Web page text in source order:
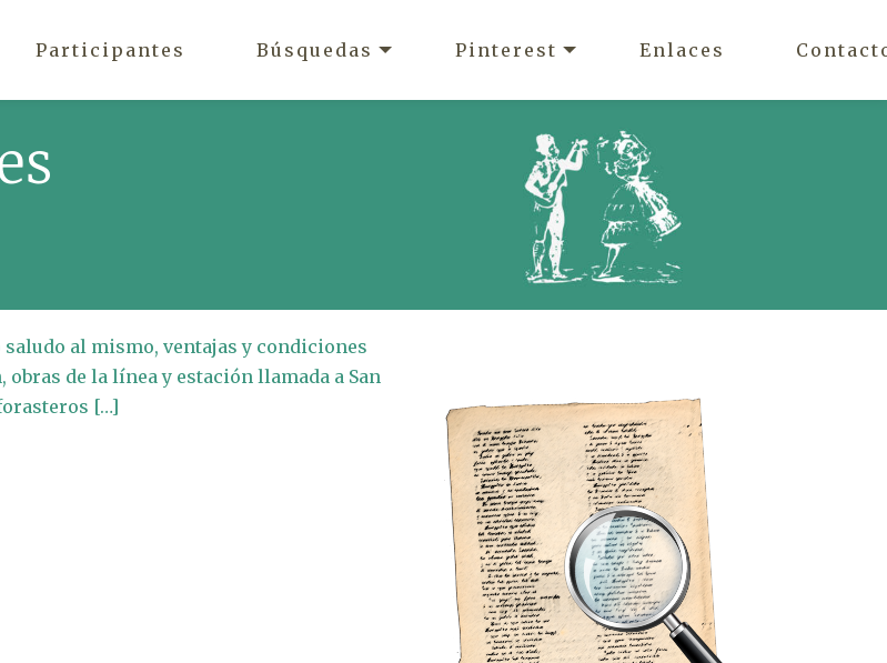
Participantes Búsquedas Pinterest Enlaces
al mismo, ventajas y condiciones
de la línea y estación llamada a San
[…]